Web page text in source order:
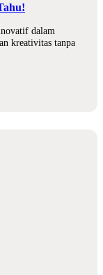
dalam
kreativitas tanpa